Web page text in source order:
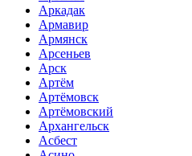
Аркадак
Армавир
Армянск
Арсеньев
Арск
Артём
Артёмовск
Артёмовский
Архангельск
Асбест